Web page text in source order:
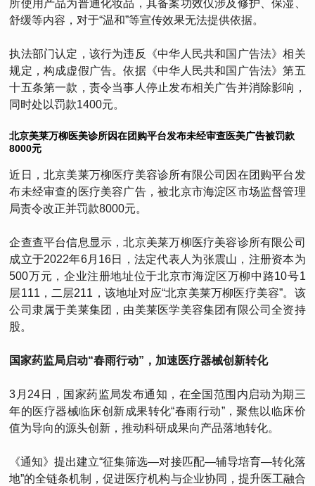
所使用产品为普通化妆品，其备案功效仅涉及修护、保湿、
舒缓等内容，对于“温和”等宣传效果无法提供依据。
执法部门认定，该行为违反《中华人民共和国广告法》相关
规定，构成虚假广告。依据《中华人民共和国广告法》第五
十五条第一款，责令当事人停止发布相关广告并消除影响，
同时处以罚款1400元。
北京美莱万柳医美诊所因在团购平台发布未经审查医美广告被罚款
8000元
近日，北京美莱万柳医疗美容诊所有限公司因在团购平台发
布未经审查的医疗美容广告，被北京市海淀区市场监督管理
局责令改正并罚款8000元。
企查查平台信息显示，北京美莱万柳医疗美容诊所有限公司
成立于2022年6月16日，法定代表人为张震山，注册资本为
500万元，企业注册地址位于北京市海淀区万柳中路10号1
层111，二层211，该地址对应“北京美莱万柳医疗美容”。该
公司隶属于美莱集团，由美莱医学美容集团有限公司全资持
股。
国家药监局启动“春雨行动”，加速医疗器械创新转化
3月24日，国家药监局发布通知，在全国范围内启动为期三
年的医疗器械临床创新成果转化“春雨行动”，聚焦以临床价
值为导向的源头创新，推动科研成果向产品落地转化。
《通知》提出建立“征集筛选—对接匹配—辅导培育—转化落
地”的全链条机制，促进医疗机构与企业协同，提升医工融合